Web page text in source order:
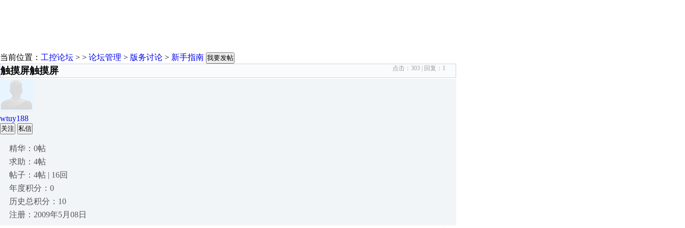
当前位置： 工控论坛 > > 论坛管理 > 版务讨论 > 新手指南 我要发帖
触摸屏触摸屏 点击： 303 | 回复： 1
wtuy188
关注 私信
精华：0帖
求助：4帖
帖子：4帖 | 16回
年度积分：0
历史总积分：10
注册：2009年5月08日